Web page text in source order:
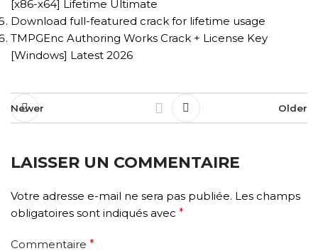
[x86-x64] Lifetime Ultimate
Download full-featured crack for lifetime usage
TMPGEnc Authoring Works Crack + License Key
[Windows] Latest 2026
Newer Older
LAISSER UN COMMENTAIRE
Votre adresse e-mail ne sera pas publiée. Les champs
obligatoires sont indiqués avec *
Commentaire *